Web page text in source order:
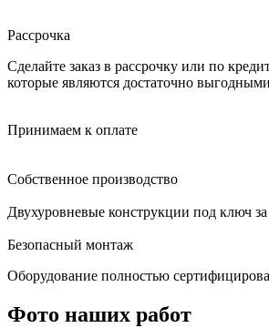
Рассрочка
Сделайте заказ в рассрочку или по
которые являются достаточно
Принимаем к оплате
Собственное производство
Двухуровневые конструкции под ключ за
Безопасный монтаж
Оборудование полностью
Фото наших работ